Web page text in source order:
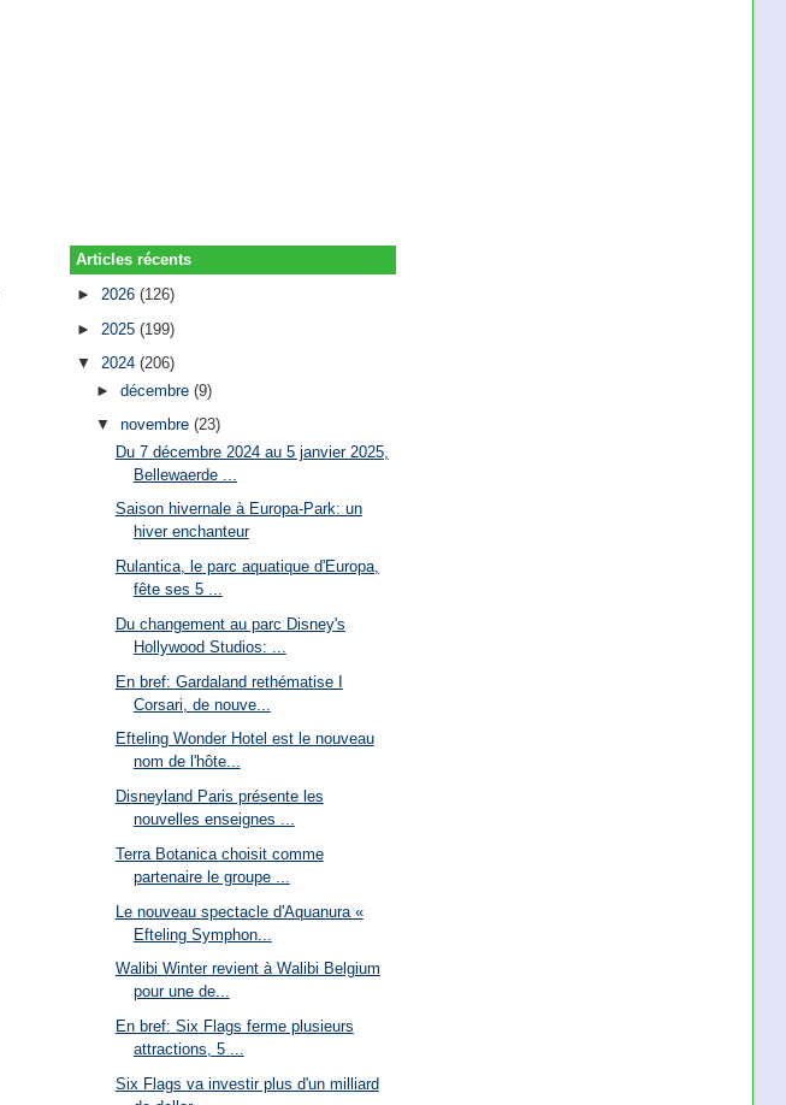
Articles récents
► 2026(126)
► 2025(199)
▼2024(206)
► décembre (9)
▼ novembre (23)
Du 7 décembre 2024 au 5 janvier 2025,
Bellewaerde ...
Saison hivernale à Europa-Park: un
hiver enchanteur
Rulantica, le parc aquatique d'Europa,
fête ses 5 ...
Du changement au parc Disney's
Hollywood Studios: ...
En bref: Gardaland rethématise I
Corsari, de nouve...
Efteling Wonder Hotel est le nouveau
nom de l'hôte...
Disneyland Paris présente les
nouvelles enseignes ...
Terra Botanica choisit comme
partenaire le groupe ...
Le nouveau spectacle d'Aquanura «
Efteling Symphon...
Walibi Winter revient à Walibi Belgium
pour une de...
En bref: Six Flags ferme plusieurs
attractions, 5 ...
Six Flags va investir plus d'un milliard